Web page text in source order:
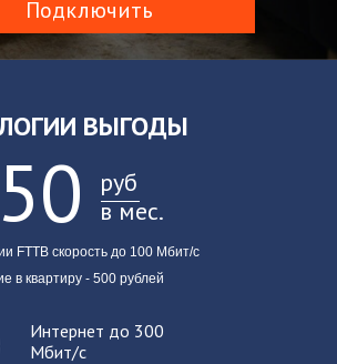
руб
в мес.
Интернет до 300
Мбит/с
ВЫГОДЫ
FTTB скорость до 100 Мбит/с
в квартиру - 500 рублей
Подключить